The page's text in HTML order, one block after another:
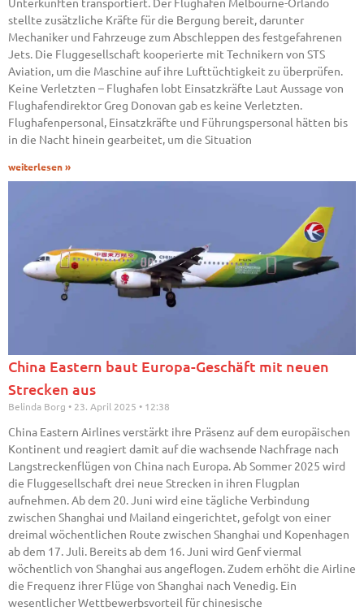
stellte zusätzliche Kräfte für die Bergung bereit, darunter
Mechaniker und Fahrzeuge zum Abschleppen des festgefahrenen
Jets. Die Fluggesellschaft kooperierte mit Technikern von STS
Aviation, um die Maschine auf ihre Lufttüchtigkeit zu überprüfen.
Keine Verletzten – Flughafen lobt Einsatzkräfte Laut Aussage von
Flughafendirektor Greg Donovan gab es keine Verletzten.
Flughafenpersonal, Einsatzkräfte und Führungspersonal hätten bis
in die Nacht hinein gearbeitet, um die Situation
weiterlesen »
China Eastern baut Europa-Geschäft mit neuen
Strecken aus
Belinda Borg 23. April 2025 12:38
China Eastern Airlines verstärkt ihre Präsenz auf dem europäischen
Kontinent und reagiert damit auf die wachsende Nachfrage nach
Langstreckenflügen von China nach Europa. Ab Sommer 2025 wird
die Fluggesellschaft drei neue Strecken in ihren Flugplan
aufnehmen. Ab dem 20. Juni wird eine tägliche Verbindung
zwischen Shanghai und Mailand eingerichtet, gefolgt von einer
dreimal wöchentlichen Route zwischen Shanghai und Kopenhagen
ab dem 17. Juli. Bereits ab dem 16. Juni wird Genf viermal
wöchentlich von Shanghai aus angeflogen. Zudem erhöht die Airline
die Frequenz ihrer Flüge von Shanghai nach Venedig. Ein
wesentlicher Wettbewerbsvorteil für chinesische